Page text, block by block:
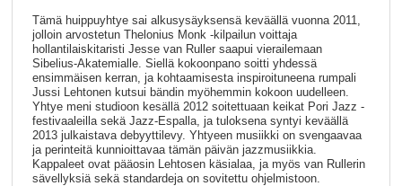
Tämä huippuyhtye sai alkusysäyksensä keväällä vuonna 2011,
jolloin arvostetun Thelonius Monk -kilpailun voittaja
hollantilaiskitaristi Jesse van Ruller saapui vierailemaan
Sibelius-Akatemialle. Siellä kokoonpano soitti yhdessä
ensimmäisen kerran, ja kohtaamisesta inspiroituneena rumpali
Jussi Lehtonen kutsui bändin myöhemmin kokoon uudelleen.
Yhtye meni studioon kesällä 2012 soitettuaan keikat Pori Jazz -
festivaaleilla sekä Jazz-Espalla, ja tuloksena syntyi keväällä
2013 julkaistava debyyttilevy. Yhtyeen musiikki on svengaavaa
ja perinteitä kunnioittavaa tämän päivän jazzmusiikkia.
Kappaleet ovat pääosin Lehtosen käsialaa, ja myös van Rullerin
sävellyksiä sekä standardeja on sovitettu ohjelmistoon.